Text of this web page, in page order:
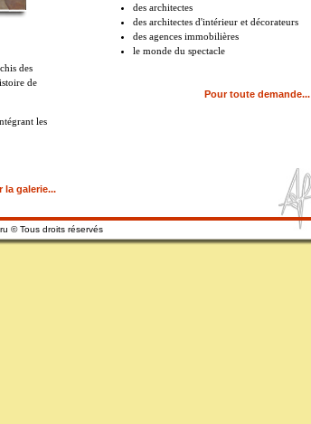
des
de
les
la galerie...
des architectes
des architectes d'intérieur et décorateurs
des agences immobilières
le monde du spectacle
Pour toute demande...
© Tous droits réservés